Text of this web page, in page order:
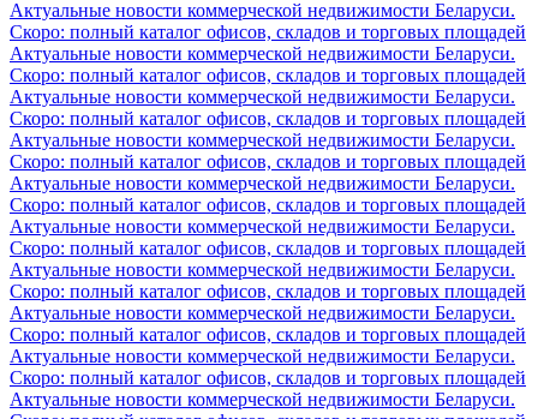
Актуальные новости коммерческой недвижимости Беларуси.
Скоро: полный каталог офисов, складов и торговых площадей
Актуальные новости коммерческой недвижимости Беларуси.
Скоро: полный каталог офисов, складов и торговых площадей
Актуальные новости коммерческой недвижимости Беларуси.
Скоро: полный каталог офисов, складов и торговых площадей
Актуальные новости коммерческой недвижимости Беларуси.
Скоро: полный каталог офисов, складов и торговых площадей
Актуальные новости коммерческой недвижимости Беларуси.
Скоро: полный каталог офисов, складов и торговых площадей
Актуальные новости коммерческой недвижимости Беларуси.
Скоро: полный каталог офисов, складов и торговых площадей
Актуальные новости коммерческой недвижимости Беларуси.
Скоро: полный каталог офисов, складов и торговых площадей
Актуальные новости коммерческой недвижимости Беларуси.
Скоро: полный каталог офисов, складов и торговых площадей
Актуальные новости коммерческой недвижимости Беларуси.
Скоро: полный каталог офисов, складов и торговых площадей
Актуальные новости коммерческой недвижимости Беларуси.